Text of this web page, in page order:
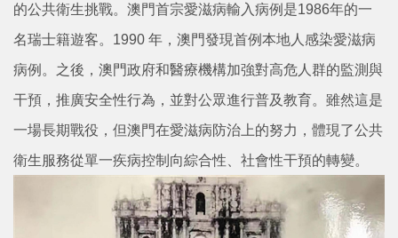
的公共衛生挑戰。澳門首宗愛滋病輸入病例是1986年的一
名瑞士籍遊客。1990 年，澳門發現首例本地人感染愛滋病
病例。之後，澳門政府和醫療機構加強對高危人群的監測與
干預，推廣安全性行為，並對公眾進行普及教育。雖然這是
一場長期戰役，但澳門在愛滋病防治上的努力，體現了公共
衛生服務從單一疾病控制向綜合性、社會性干預的轉變。